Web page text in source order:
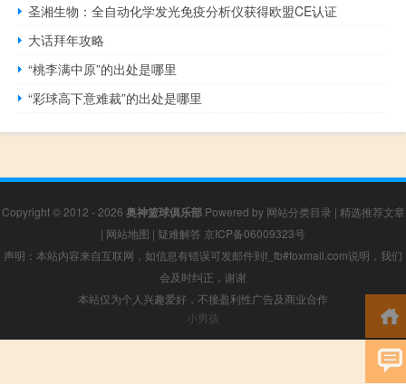
圣湘生物：全自动化学发光免疫分析仪获得欧盟CE认证
大话拜年攻略
“桃李满中原”的出处是哪里
“彩球高下意难裁”的出处是哪里
Copyright © 2012 - 2026 奥神篮球俱乐部Powered by 网站分类目录 | 精选推荐文章
| 网站地图 | 疑难解答 京ICP备06009323号
声明：本站内容来自互联网，如信息有错误可发邮件到f_fb#foxmail.com说明，我们
会及时纠正，谢谢
本站仅为个人兴趣爱好，不接盈利性广告及商业合作
小男孩